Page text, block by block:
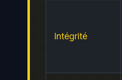
Intégrité